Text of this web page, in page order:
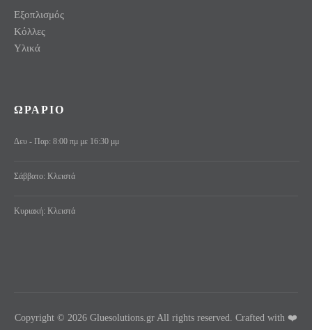
Εξοπλισμός
Κόλλες
Υλικά
ΩΡΑΡΙΟ
Δευ - Παρ: 8:00 πμ με 16:30 μμ
Σάββατο: Κλειστά
Κυριακή: Κλειστά
Copyright © 2026 Gluesolutions.gr All rights reserved. Crafted with ❤️